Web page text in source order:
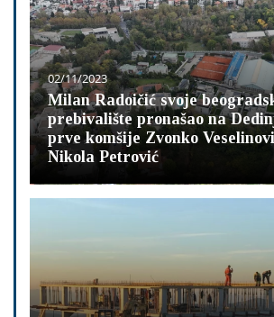
02/11/2023
Milan Radoičić svoje
prebivalište pronašao na
prve komšije Zvonko
Nikola Petrović